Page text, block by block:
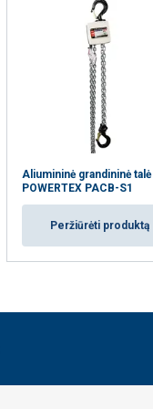
Aliumininė grandininė talė
POWERTEX PACB-S1
Peržiūrėti produktą